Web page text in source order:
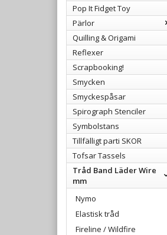
Pop It Fidget Toy
Pärlor
Quilling & Origami
Reflexer
Scrapbooking!
Smycken
Smyckespåsar
Spirograph Stenciler
Symbolstans
Tillfälligt parti SKOR
Tofsar Tassels
Tråd Band Läder Wire
mm
Nymo
Elastisk tråd
Fireline / Wildfire